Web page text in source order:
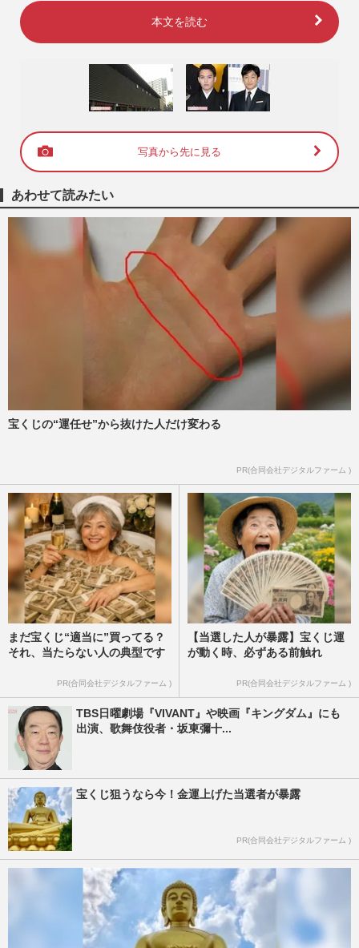
本文を読む
写真から先に見る
あわせて読みたい
宝くじの“運任せ”から抜けた人だけ変わる
PR(合同会社デジタルファーム )
まだ宝くじ“適当に”買ってる？
それ、当たらない人の典型です
PR(合同会社デジタルファーム )
【当選した人が暴露】宝くじ運
が動く時、必ずある前触れ
PR(合同会社デジタルファーム )
TBS日曜劇場『VIVANT』や映画『キングダム』にも
出演、歌舞伎役者・坂東彌十...
宝くじ狙うなら今！金運上げた当選者が暴露
PR(合同会社デジタルファーム )